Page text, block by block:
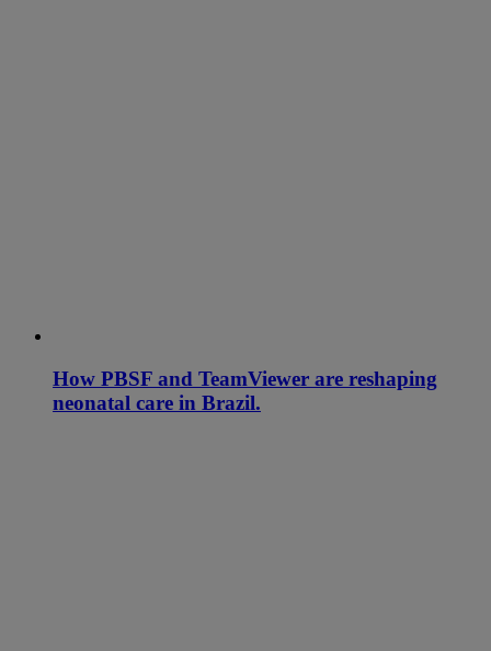
How PBSF and TeamViewer are reshaping
neonatal care in Brazil.